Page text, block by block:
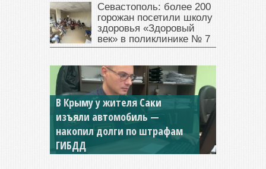
Севастополь: более 200
горожан посетили школу
здоровья «Здоровый
век» в поликлинике № 7
В Крыму у жителя Саки
изъяли автомобиль —
накопил долги по штрафам
ГИБДД
Севастопольская компания
заплатила 877 тысяч рублей
долга — арестовали счета